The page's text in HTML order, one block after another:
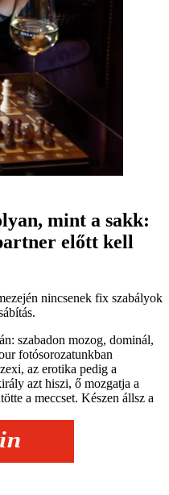
mint a sakk:
előtt kell
nincsenek fix szabályok
szabadon mozog, dominál,
fotósorozatunkban
az erotika pedig a
azt hiszi, ő mozgatja a
a meccset. Készen állsz a